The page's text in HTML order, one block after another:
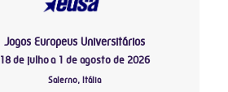
Jogos Europeus Universitários
18 de julho a 1 de agosto de 2026
Salerno, Itália